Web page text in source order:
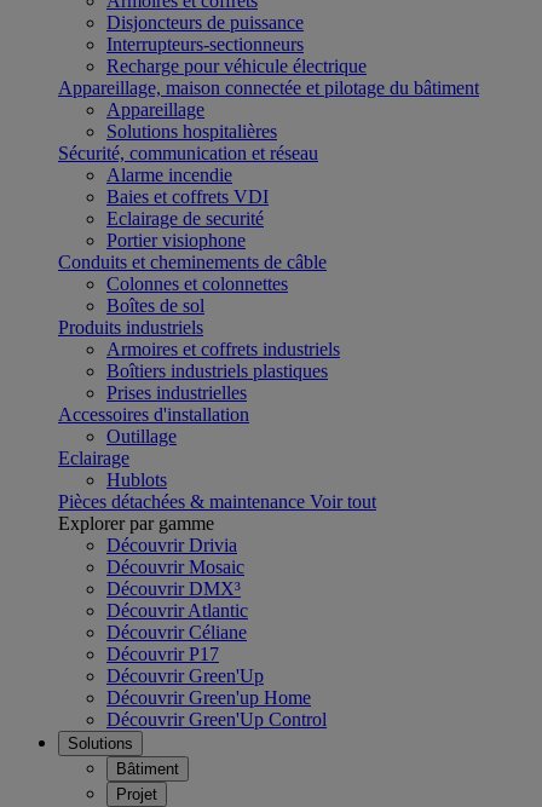
Disjoncteurs de puissance
Interrupteurs-sectionneurs
Recharge pour véhicule électrique
Appareillage, maison connectée et pilotage du bâtiment
Appareillage
Solutions hospitalières
Sécurité, communication et réseau
Alarme incendie
Baies et coffrets VDI
Eclairage de securité
Portier visiophone
Conduits et cheminements de câble
Colonnes et colonnettes
Boîtes de sol
Produits industriels
Armoires et coffrets industriels
Boîtiers industriels plastiques
Prises industrielles
Accessoires d'installation
Outillage
Eclairage
Hublots
Pièces détachées & maintenance Voir tout
Explorer par gamme
Découvrir Drivia
Découvrir Mosaic
Découvrir DMX³
Découvrir Atlantic
Découvrir Céliane
Découvrir P17
Découvrir Green'Up
Découvrir Green'up Home
Découvrir Green'Up Control
Solutions
Bâtiment
Projet